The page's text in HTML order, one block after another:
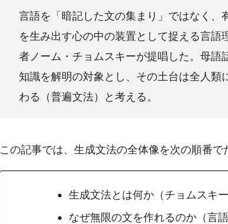
言語を「暗記した文の集まり」ではなく、
を生み出す心の中の装置として捉える言語
者ノーム・チョムスキーが提唱した。母語
知識を解明の対象とし、その土台は全人類
わる（普遍文法）と考える。
この記事では、生成文法の全体像を次の順番で
生成文法とは何か（チョムスキー
なぜ無限の文を作れるのか（言